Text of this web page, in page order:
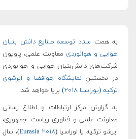
به همت ستاد توسعه صنایع دانش بنیان
هوایی و هوانوردی معاونت علمی، پاویون
شرکت‌های دانش‌بنیان هوایی و هوانوردی
در نخستین نمایشگاه هوافضا و ایرشوی
ترکیه (یوراسیا ۲۰۱۸)
برپا خواهد شد.
به گزارش مرکز ارتباطات و اطلاع رسانی
معاونت علمی و فناوری ریاست جمهوری،
ایرشو ترکیه یا اوراسیا (Eurasia ۲۰۱۸)، سال